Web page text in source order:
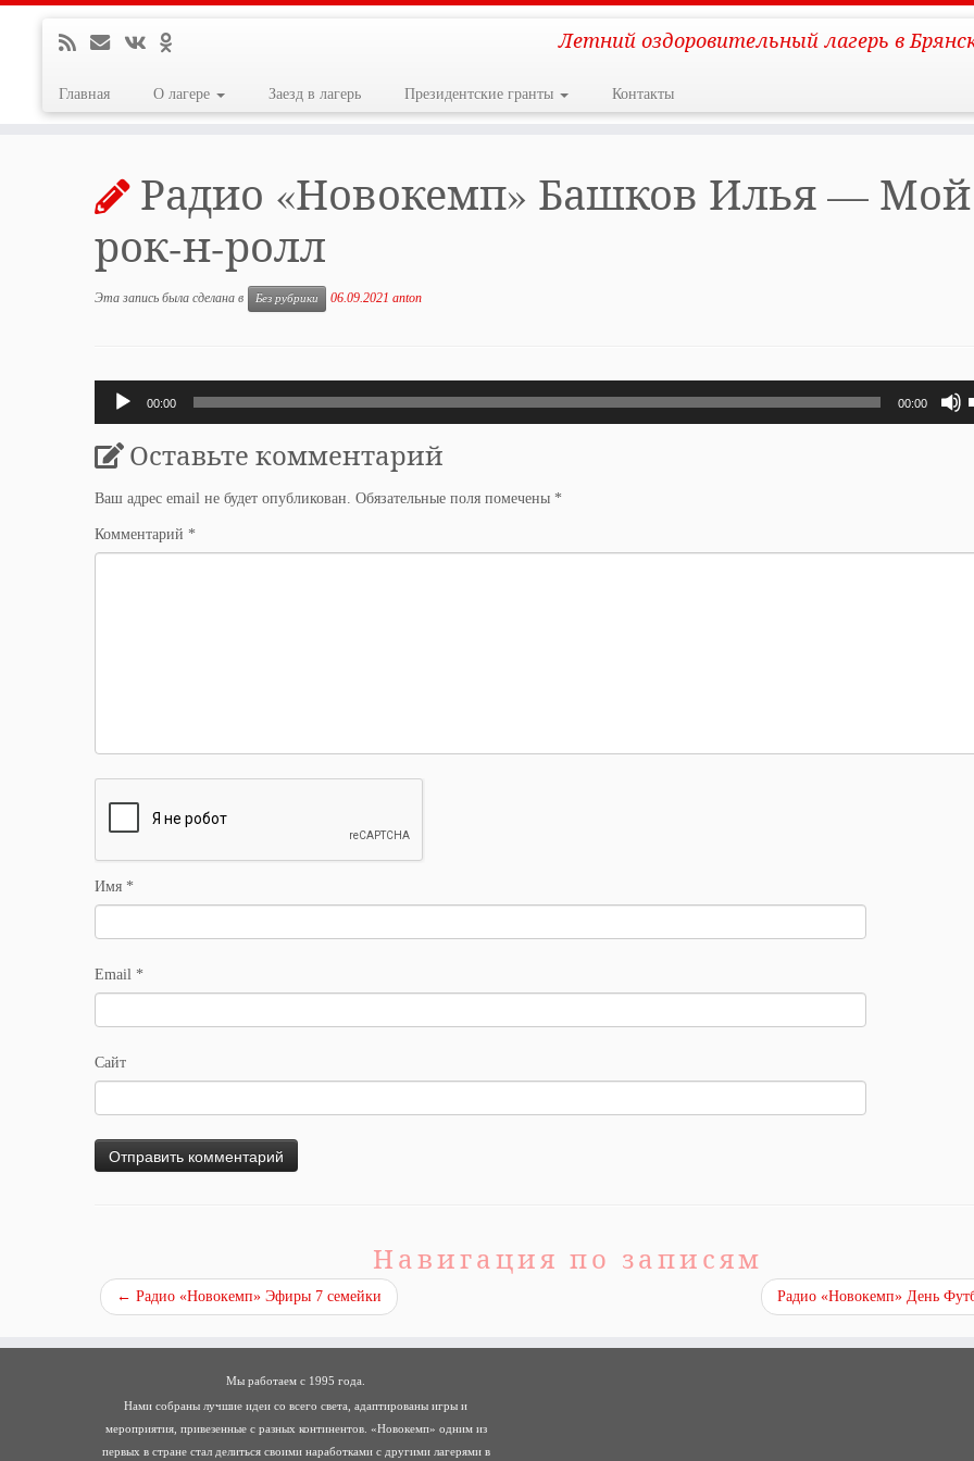
Летний оздоровительный лагерь в
Главная О лагере Заезд в лагерь Президентские гранты Контакты
Радио «Новокемп» Башков Илья — Мой
рок-н-ролл
Эта запись была сделана в Без рубрики 06.09.2021 anton
Аудиоплеер
00:00 00:00
Оставьте комментарий
Ваш адрес email не будет опубликован. Обязательные поля помечены *
Комментарий *
Имя *
Email *
Сайт
Навигация по записям
← Радио «Новокемп» Эфиры 7 семейки Радио «Новокемп» День
Мы работаем с 1995 года.
Нами собраны лучшие идеи со всего света, адаптированы игры и
мероприятия, привезенные с разных континентов. «Новокемп» одним из
первых в стране стал делиться своими наработками с другими лагерями в